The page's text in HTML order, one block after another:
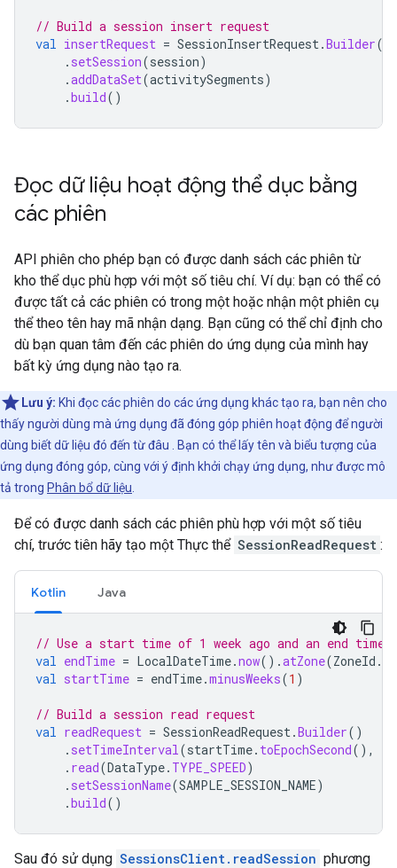
// Build a session insert request
val insertRequest = SessionInsertRequest.Builder()
. setSession(session)
.addDataSet(activitySegments)
.build()
Đọc dữ liệu hoạt động thể dục bằng
các phiên
API phiên cho phép bạn có được danh sách các phiên từ
kho thể dục phù hợp với một số tiêu chí. Ví dụ: bạn có thể có
được tất cả các phiên có trong một hoặc nhận một phiên cụ
thể theo tên hay mã nhận dạng. Bạn cũng có thể chỉ định cho
dù bạn quan tâm đến các phiên do ứng dụng của mình hay
bất kỳ ứng dụng nào tạo ra.
Lưu ý: Khi đọc các phiên do các ứng dụng khác tạo ra, bạn nên cho
thấy người dùng mà ứng dụng đã đóng góp phiên hoạt động để người
dùng biết dữ liệu đó đến từ đâu . Bạn có thể lấy tên và biểu tượng của
ứng dụng đóng góp, cùng với ý định khởi chạy ứng dụng, như được mô
tả trong Phân bổ dữ liệu
Để có được danh sách các phiên phù hợp với một số tiêu
chí, trước tiên hãy tạo một Thực thể SessionReadRequest :
Kotlin Java
// Use a start time of 1 week ago and an end time
val endTime = LocalDateTime.now().atZone(ZoneId .
val startTime = endTime.minusWeeks(1 )
// Build a session read request
val readRequest = SessionReadRequest.Builder()
. setTimeInterval(startTime. toEpochSecond(),
. read(DataType. TYPE_SPEED)
. setSessionName(SAMPLE_SESSION_NAME)
.build()
Sau đó sử dụng SessionsClient.readSession phương